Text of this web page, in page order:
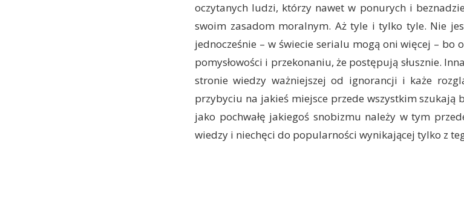
oczytanych ludzi, którzy nawet w ponurych i
swoim zasadom moralnym. Aż tyle i tylko tyle. Nie
jednocześnie – w świecie serialu mogą oni więcej – bo
pomysłowości i przekonaniu, że postępują słusznie.
stronie wiedzy ważniejszej od ignorancji i każe
przybyciu na jakieś miejsce przede wszystkim szukają
jako pochwałę jakiegoś snobizmu należy w tym
wiedzy i niechęci do popularności wynikającej tylko z